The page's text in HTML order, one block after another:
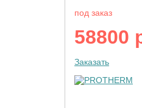
под заказ
58800
Заказать